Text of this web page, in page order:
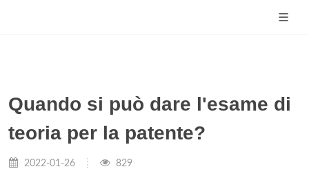
Quando si può dare l'esame di
teoria per la patente?
2022-01-26 829